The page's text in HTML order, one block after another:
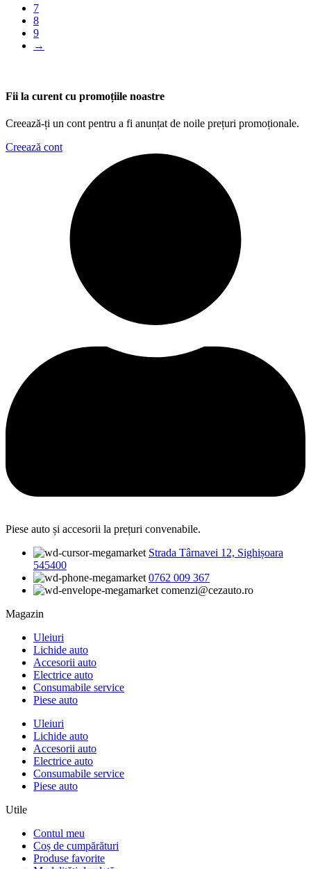
7
8
9
→
Fii la curent cu promoțiile noastre
Creează-ți un cont pentru a fi anunțat de noile prețuri promoționale.
Creează cont
Piese auto și accesorii la prețuri convenabile.
Strada Târnavei 12, Sighișoara
545400
0762 009 367
comenzi@cezauto.ro
Magazin
Uleiuri
Lichide auto
Accesorii auto
Electrice auto
Consumabile service
Piese auto
Uleiuri
Lichide auto
Accesorii auto
Electrice auto
Consumabile service
Piese auto
Utile
Contul meu
Coș de cumpărături
Produse favorite